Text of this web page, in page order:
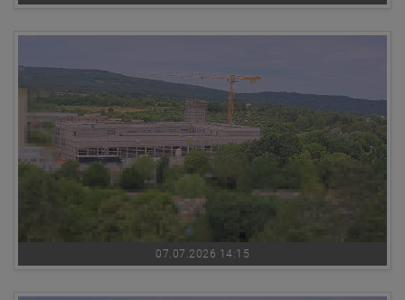
07.07.2026 14:15